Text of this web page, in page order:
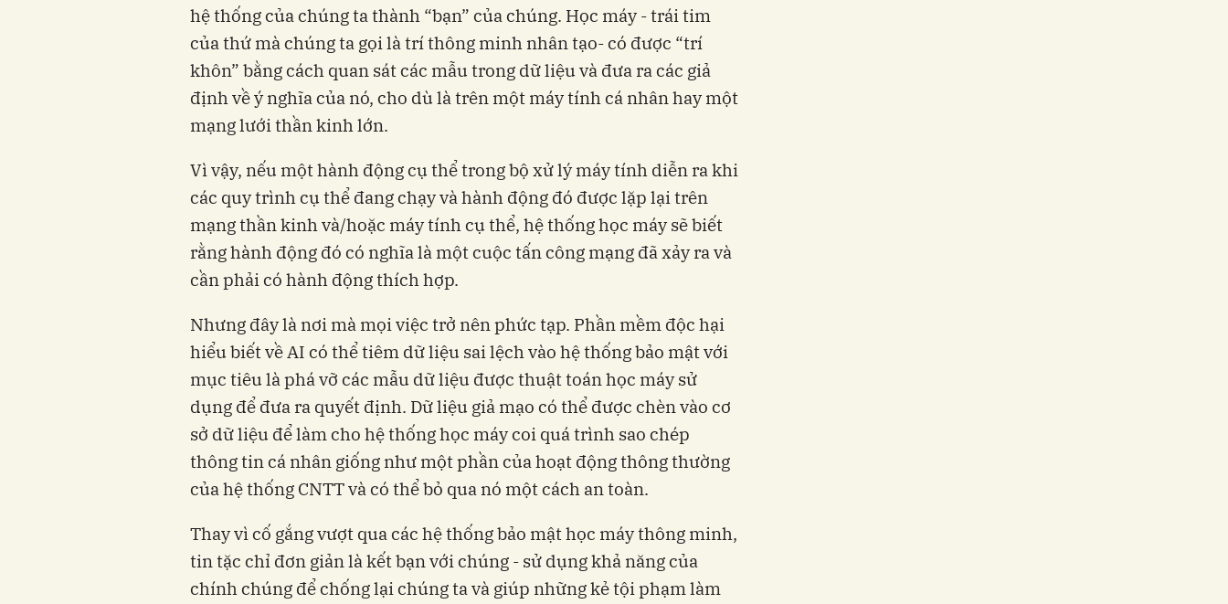
hệ thống của chúng ta thành “bạn” của chúng. Học máy - trái tim
của thứ mà chúng ta gọi là trí thông minh nhân tạo- có được “trí
khôn” bằng cách quan sát các mẫu trong dữ liệu và đưa ra các giả
định về ý nghĩa của nó, cho dù là trên một máy tính cá nhân hay một
mạng lưới thần kinh lớn.
Vì vậy, nếu một hành động cụ thể trong bộ xử lý máy tính diễn ra khi
các quy trình cụ thể đang chạy và hành động đó được lặp lại trên
mạng thần kinh và/hoặc máy tính cụ thể, hệ thống học máy sẽ biết
rằng hành động đó có nghĩa là một cuộc tấn công mạng đã xảy ra và
cần phải có hành động thích hợp.
Nhưng đây là nơi mà mọi việc trở nên phức tạp. Phần mềm độc hại
hiểu biết về AI có thể tiêm dữ liệu sai lệch vào hệ thống bảo mật với
mục tiêu là phá vỡ các mẫu dữ liệu được thuật toán học máy sử
dụng để đưa ra quyết định. Dữ liệu giả mạo có thể được chèn vào cơ
sở dữ liệu để làm cho hệ thống học máy coi quá trình sao chép
thông tin cá nhân giống như một phần của hoạt động thông thường
của hệ thống CNTT và có thể bỏ qua nó một cách an toàn.
Thay vì cố gắng vượt qua các hệ thống bảo mật học máy thông minh,
tin tặc chỉ đơn giản là kết bạn với chúng - sử dụng khả năng của
chính chúng để chống lại chúng ta và giúp những kẻ tội phạm làm